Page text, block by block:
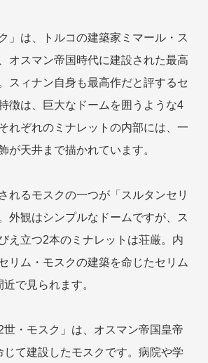
」は、トルコの建築家ミマール・ス
オスマン帝国時代に建設された最高
スィナン自身も最高作だと評するセ
徴は、巨大なドームを囲うような4
れぞれのミナレットの内部には、一
が天井まで描かれています。
れるモスクの一つが「スルタンセリ
外観はシンプルなドームですが、ス
え立つ2本のミナレットは荘厳。内
リム・モスクの建築を命じたセリム
で見られます。
世・モスク」は、オスマン帝国皇帝
て建設したモスクです。病院や学